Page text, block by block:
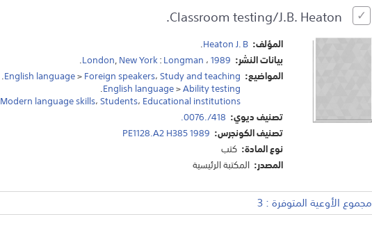
المؤلف: Heaton J. B
.
بيانات النشر:
London,New York:Longman ،1989
.
المواضيع:
English language>Foreign speakers،Study and teaching
.
English language>Ability testing
.
Modern language skills،Students، Educational institutions
تصنيف ديوي: 418/.0076.
تصنيف الكونجرس: PE1128.A2 H385 1989
نوع المادة: كتب
المصدر: المكتبة الرئيسية
مجموع الأوعية المتوفرة : 3